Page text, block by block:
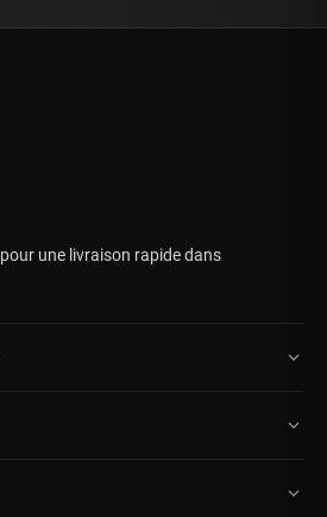
pour une livraison rapide dans